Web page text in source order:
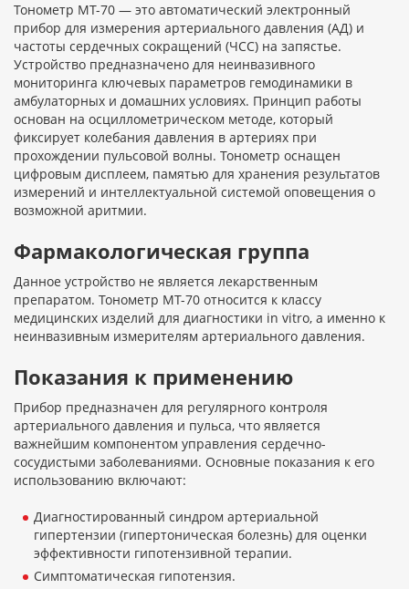
Тонометр MT-70 — это автоматический электронный
прибор для измерения артериального давления (АД) и
частоты сердечных сокращений (ЧСС) на запястье.
Устройство предназначено для неинвазивного
мониторинга ключевых параметров гемодинамики в
амбулаторных и домашних условиях. Принцип работы
основан на осциллометрическом методе, который
фиксирует колебания давления в артериях при
прохождении пульсовой волны. Тонометр оснащен
цифровым дисплеем, памятью для хранения результатов
измерений и интеллектуальной системой оповещения о
возможной аритмии.
Фармакологическая группа
Данное устройство не является лекарственным
препаратом. Тонометр MT-70 относится к классу
медицинских изделий для диагностики in vitro, а именно к
неинвазивным измерителям артериального давления.
Показания к применению
Прибор предназначен для регулярного контроля
артериального давления и пульса, что является
важнейшим компонентом управления сердечно-
сосудистыми заболеваниями. Основные показания к его
использованию включают:
Диагностированный синдром артериальной
гипертензии (гипертоническая болезнь) для оценки
эффективности гипотензивной терапии.
Симптоматическая гипотензия.